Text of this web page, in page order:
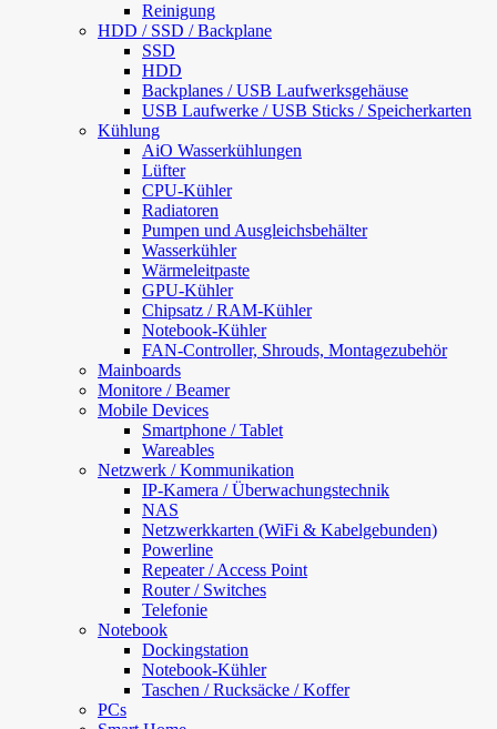
Reinigung
HDD / SSD / Backplane
SSD
HDD
Backplanes / USB Laufwerksgehäuse
USB Laufwerke / USB Sticks / Speicherkarten
Kühlung
AiO Wasserkühlungen
Lüfter
CPU-Kühler
Radiatoren
Pumpen und Ausgleichsbehälter
Wasserkühler
Wärmeleitpaste
GPU-Kühler
Chipsatz / RAM-Kühler
Notebook-Kühler
FAN-Controller, Shrouds, Montagezubehör
Mainboards
Monitore / Beamer
Mobile Devices
Smartphone / Tablet
Wareables
Netzwerk / Kommunikation
IP-Kamera / Überwachungstechnik
NAS
Netzwerkkarten (WiFi & Kabelgebunden)
Powerline
Repeater / Access Point
Router / Switches
Telefonie
Notebook
Dockingstation
Notebook-Kühler
Taschen / Rucksäcke / Koffer
PCs